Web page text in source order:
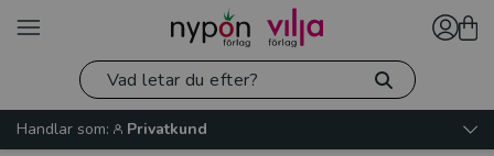
Handlar som:
Privatkund